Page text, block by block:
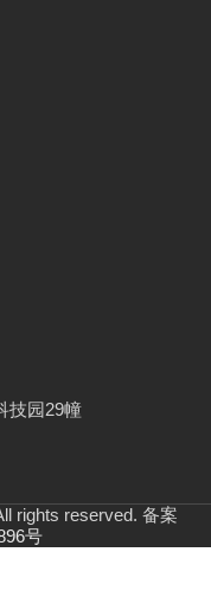
技园29幢
rights reserved. 备案
号